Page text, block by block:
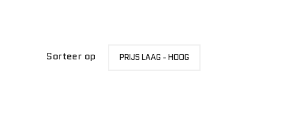
Sorteer op PRIJS LAAG - HOOG